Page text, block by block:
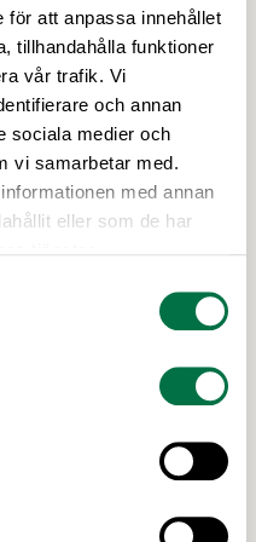
för att anpassa innehållet
tillhandahålla funktioner
vår trafik. Vi
och annan
sociala medier och
vi samarbetar med.
med annan
eller som de har
nya mål för
goda matvanor har
smaksatta
kommer senare
och målen tar sikte